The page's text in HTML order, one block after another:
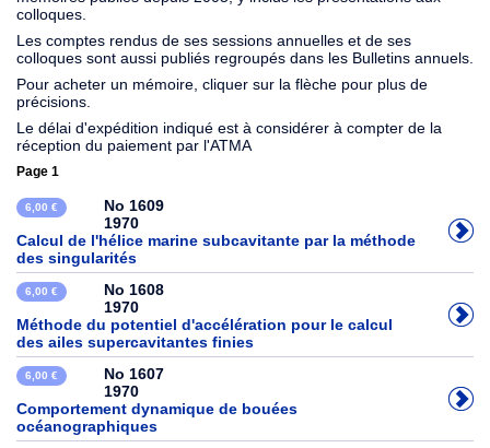
colloques.
Les comptes rendus de ses sessions annuelles et de ses
colloques sont aussi publiés regroupés dans les Bulletins annuels.
Pour acheter un mémoire, cliquer sur la flèche pour plus de
précisions.
Le délai d'expédition indiqué est à considérer à compter de la
réception du paiement par l'ATMA
Page 1
6,00 €
No 1609
1970
Calcul de l'hélice marine subcavitante par la méthode
des singularités
6,00 €
No 1608
1970
Méthode du potentiel d'accélération pour le calcul
des ailes supercavitantes finies
6,00 €
No 1607
1970
Comportement dynamique de bouées
océanographiques